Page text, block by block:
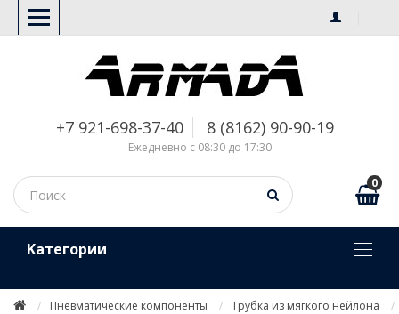
+7 921-698-37-40 8 (8162) 90-90-19
Ежедневно с 08:30 до 17:30
0
Kатегории
Пневматические компоненты Трубка из мягкого нейлона